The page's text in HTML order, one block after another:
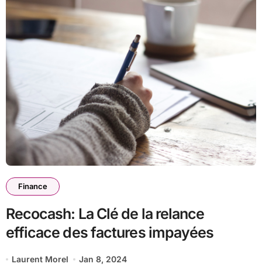
Finance
Recocash: La Clé de la relance
efficace des factures impayées
Laurent Morel Jan 8, 2024